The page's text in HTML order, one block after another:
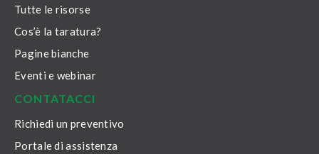
Tutte le risorse
Cos’è la taratura?
Pagine bianche
Eventi e webinar
CONTATACCI
Richiedi un preventivo
Portale di assistenza